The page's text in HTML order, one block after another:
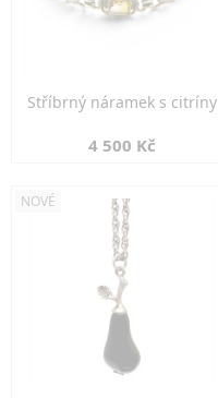
Stříbrný náramek s citríny
4 500 Kč
NOVÉ